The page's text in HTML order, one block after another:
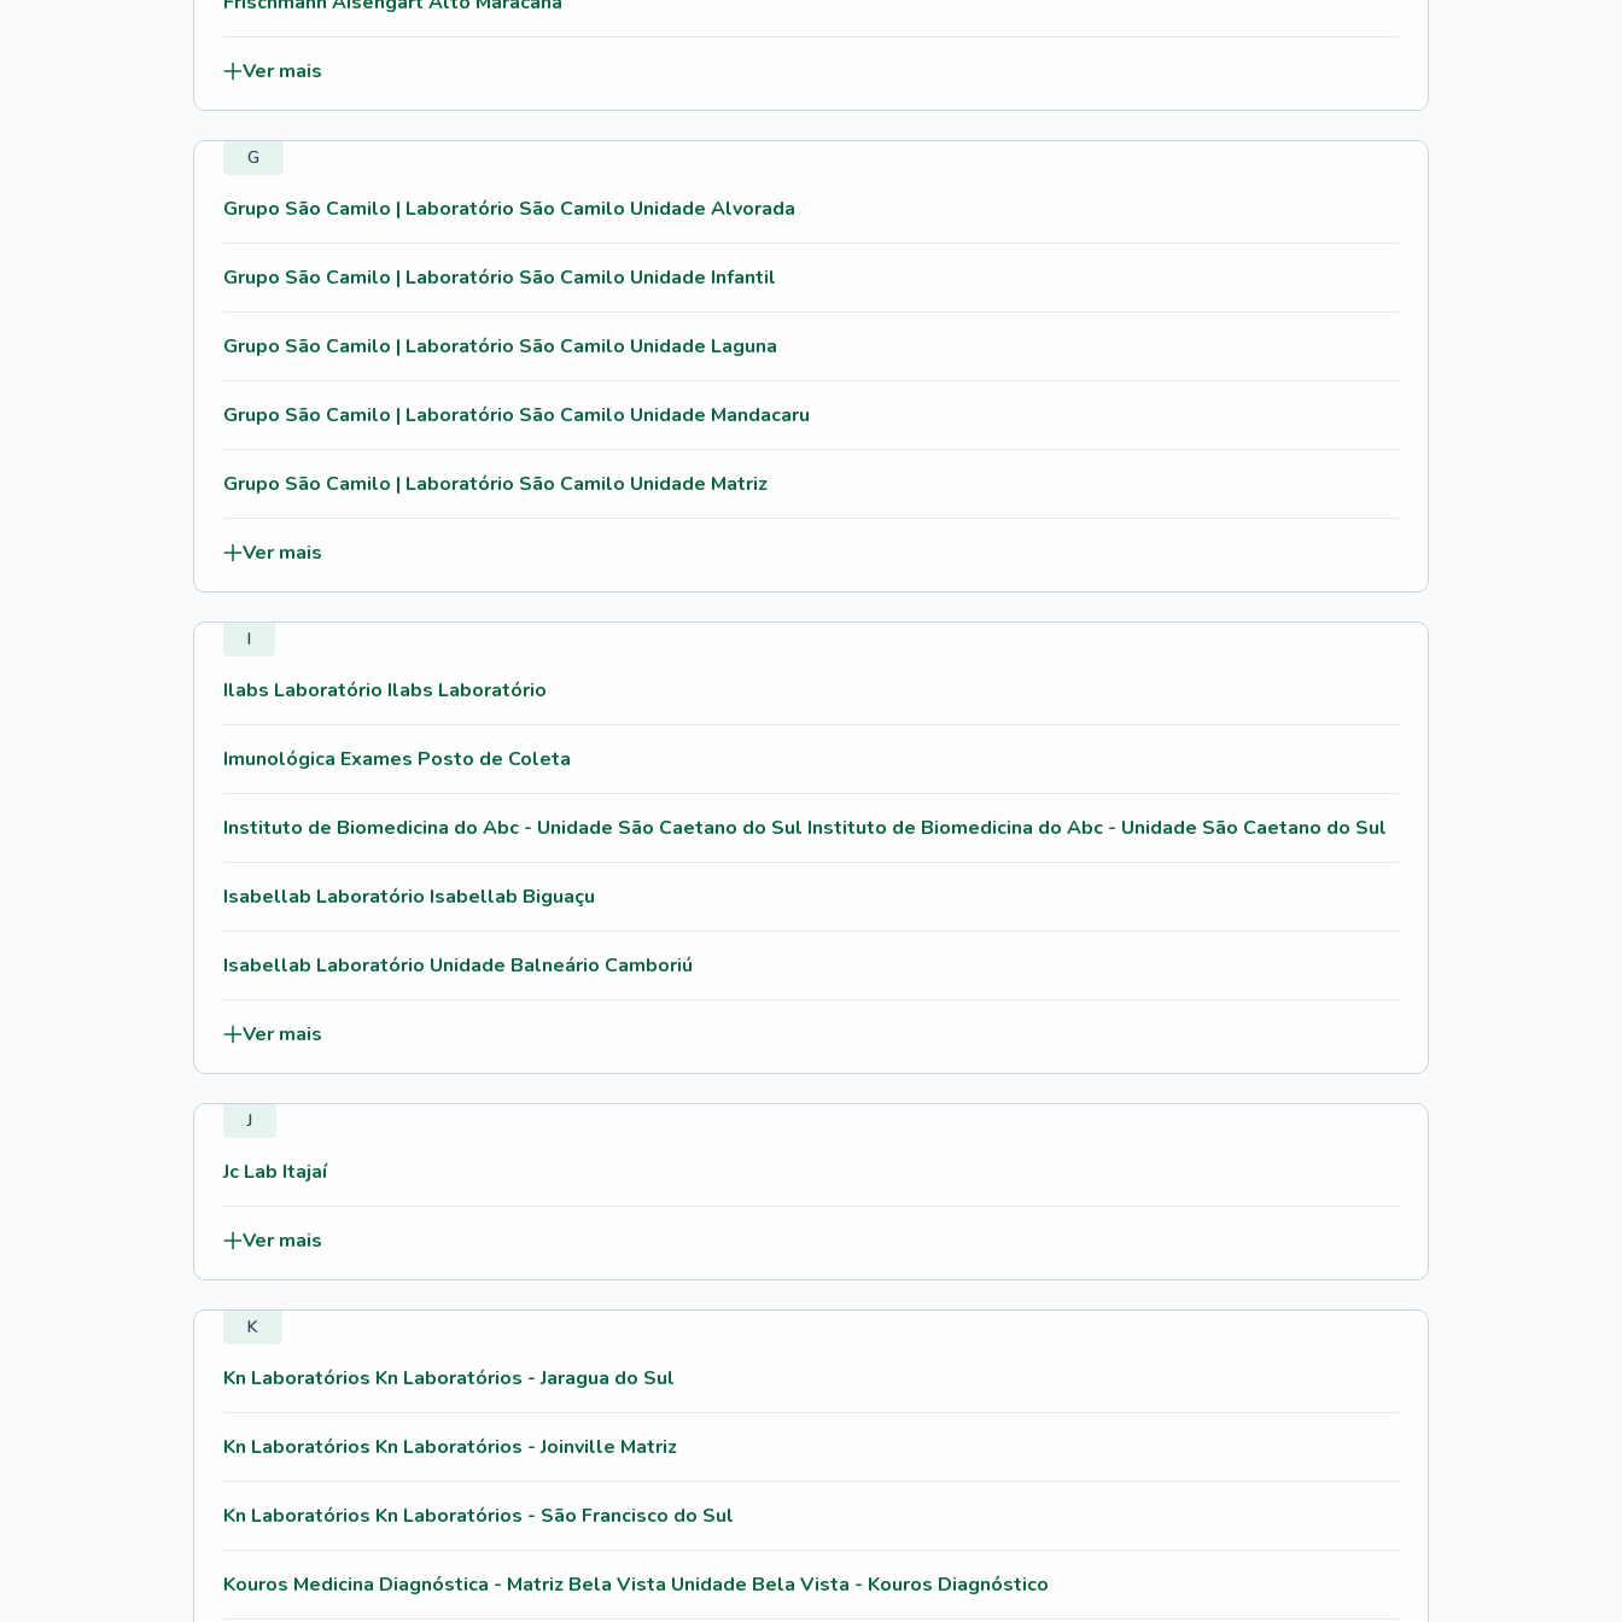
Ver mais
G
Grupo São Camilo | Laboratório São Camilo Unidade Alvorada
Grupo São Camilo | Laboratório São Camilo Unidade Infantil
Grupo São Camilo | Laboratório São Camilo Unidade Laguna
Grupo São Camilo | Laboratório São Camilo Unidade Mandacaru
Grupo São Camilo | Laboratório São Camilo Unidade Matriz
Ver mais
I
Ilabs Laboratório Ilabs Laboratório
Imunológica Exames Posto de Coleta
Instituto de Biomedicina do Abc - Unidade São Caetano do Sul Instituto de Biomedicina do Abc - Unidade São Caetano do Sul
Isabellab Laboratório Isabellab Biguaçu
Isabellab Laboratório Unidade Balneário Camboriú
Ver mais
J
Jc Lab Itajaí
Ver mais
K
Kn Laboratórios Kn Laboratórios - Jaragua do Sul
Kn Laboratórios Kn Laboratórios - Joinville Matriz
Kn Laboratórios Kn Laboratórios - São Francisco do Sul
Kouros Medicina Diagnóstica - Matriz Bela Vista Unidade Bela Vista - Kouros Diagnóstico